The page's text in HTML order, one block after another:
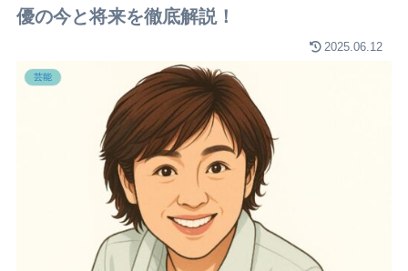
優の今と将来を徹底解説！
2025.06.12
芸能